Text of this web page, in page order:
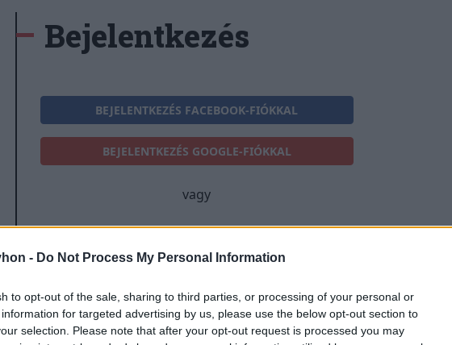
- Do Not Process My Personal Information
to opt-out of the sale, sharing to third parties, or processing of your personal or
for targeted advertising by us, please use the below opt-out section to
selection. Please note that after your opt-out request is processed you may
Bejelentkezés
BEJELENTKEZÉS FACEBOOK-FIÓKKAL
BEJELENTKEZÉS GOOGLE-FIÓKKAL
vagy
E-mail-cím
Jelszó